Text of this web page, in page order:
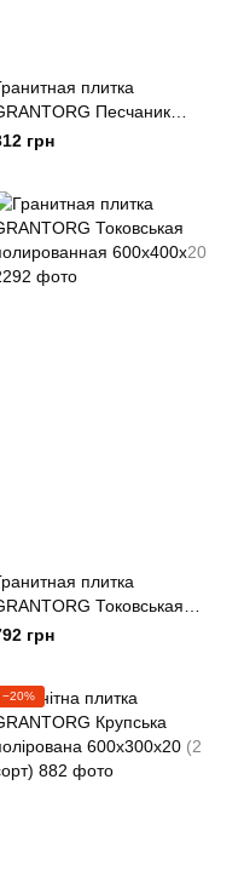
плитка
Песчаник
грн
плитка
Токовськая
600x400x20
грн
−20%